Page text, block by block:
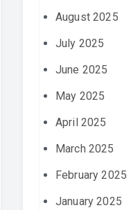
August 2025
July 2025
June 2025
May 2025
April 2025
March 2025
February 2025
January 2025